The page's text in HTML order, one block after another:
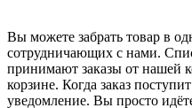
Вы можете забрать товар в
сотрудничающих с нами.
принимают заказы от нашей
корзине. Когда заказ
уведомление. Вы просто